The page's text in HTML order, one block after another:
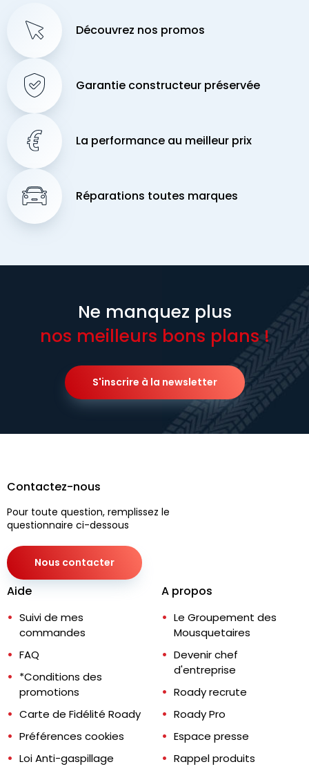
Découvrez nos promos
Garantie constructeur préservée
La performance au meilleur prix
Réparations toutes marques
Ne manquez plus
nos meilleurs bons plans !
S'inscrire à la newsletter
Contactez-nous
Pour toute question, remplissez le
questionnaire ci-dessous
Nous contacter
Aide
Suivi de mes
commandes
FAQ
*Conditions des
promotions
Carte de Fidélité Roady
Préférences cookies
Loi Anti-gaspillage
A propos
Le Groupement des
Mousquetaires
Devenir chef
d'entreprise
Roady recrute
Roady Pro
Espace presse
Rappel produits